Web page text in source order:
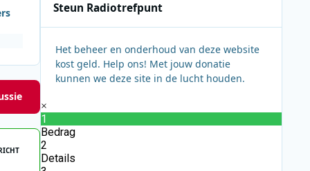
Steun Radiotrefpunt
Het beheer en onderhoud van deze website
kost geld. Help ons! Met jouw donatie
kunnen we deze site in de lucht houden.